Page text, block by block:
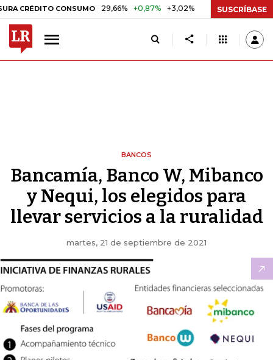
CONSUMO 29,66% +0,87% +3,02% DTF 10,34% +0,10%
SUSCRÍBASE
BANCOS
Bancamía, Banco W, Mibanco
y Nequi, los elegidos para
llevar servicios a la ruralidad
martes, 21 de septiembre de 2021